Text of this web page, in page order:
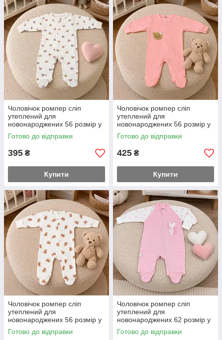
Чоловічок ромпер сліп
утеплений для
новонароджених 56 розмір у
пологовий будинок або на
виписку якість супер
Готово до відправки
395 ₴
Купити
Чоловічок ромпер сліп
утеплений для
новонароджених 56 розмір у
пологовий будинок або на
виписку якість супер
Готово до відправки
425 ₴
Купити
Чоловічок ромпер сліп
утеплений для
новонароджених 56 розмір у
пологовий будинок або на
виписку якість супер
Готово до відправки
Чоловічок ромпер сліп
утеплений для
новонароджених 62 розмір у
пологовий будинок або на
виписку якість супер
Готово до відправки